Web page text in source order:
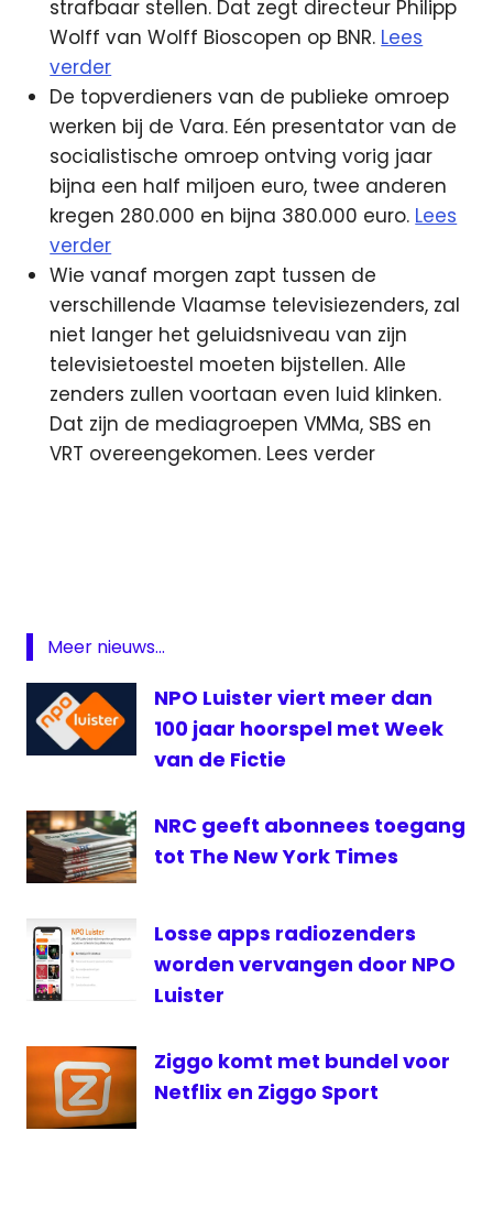
strafbaar stellen. Dat zegt directeur Philipp
Wolff van Wolff Bioscopen op BNR. Lees
verder
De topverdieners van de publieke omroep
werken bij de Vara. Eén presentator van de
socialistische omroep ontving vorig jaar
bijna een half miljoen euro, twee anderen
kregen 280.000 en bijna 380.000 euro. Lees
verder
Wie vanaf morgen zapt tussen de
verschillende Vlaamse televisiezenders, zal
niet langer het geluidsniveau van zijn
televisietoestel moeten bijstellen. Alle
zenders zullen voortaan even luid klinken.
Dat zijn de mediagroepen VMMa, SBS en
VRT overeengekomen. Lees verder
NRC
handelsblad
UPC
Meer nieuws...
NPO Luister viert meer dan
100 jaar hoorspel met Week
van de Fictie
NRC geeft abonnees toegang
tot The New York Times
Losse apps radiozenders
worden vervangen door NPO
Luister
Ziggo komt met bundel voor
Netflix en Ziggo Sport